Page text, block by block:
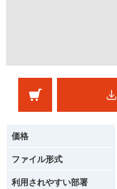
価格
ファイル形式
利用されやすい部署